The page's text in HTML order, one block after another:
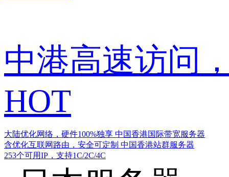
中港高速访问
HOT
大陆优化网络，硬件100%独享 中国香港国际带宽服务器
含优化互联网路由，安全可定制 中国香港站群服务器
253个可用IP，支持1C/2C/4C